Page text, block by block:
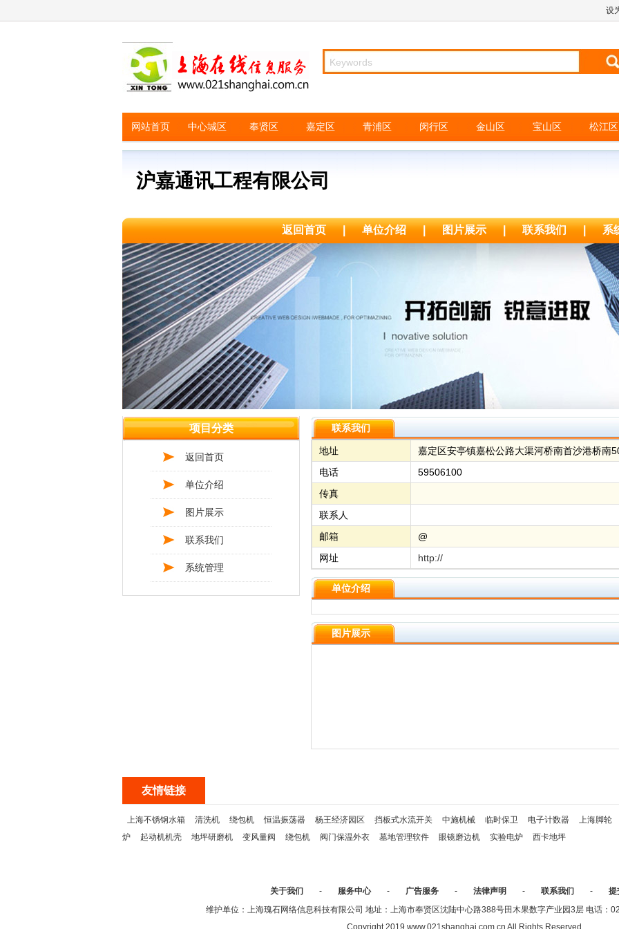
设
网站首页 中心城区 奉贤区 嘉定区 青浦区 闵行区 金山区 宝山区 松江区
沪嘉通讯工程有限公司
返回首页 | 单位介绍 | 图片展示 | 联系我们 | 系
项目分类
返回首页
单位介绍
图片展示
联系我们
系统管理
联系我们
地址
嘉定区安亭镇嘉松公路大渠河桥南首沙港桥南
电话
59506100
传真
联系人
邮箱
@
网址
http://
单位介绍
图片展示
友情链接
上海不锈钢水箱 清洗机 绕包机 恒温振荡器 杨王经济园区 挡板式水流开关 中施机械 临时保卫 电子计数器
上海脚轮
炉
起动机机壳 地坪研磨机 变风量阀 绕包机 阀门保温外衣 墓地管理软件 眼镜磨边机 实验电炉 西卡地坪
关于我们 - 服务中心 - 广告服务 - 法律声明 - 联系我们 -
提
维护单位：上海瑰石网络信息科技有限公司 地址：上海市奉贤区沈陆中心路388号田木果数字产业园3层 电话：
Copyright 2019 www.021shanghai.com.cn All Rights Reserved